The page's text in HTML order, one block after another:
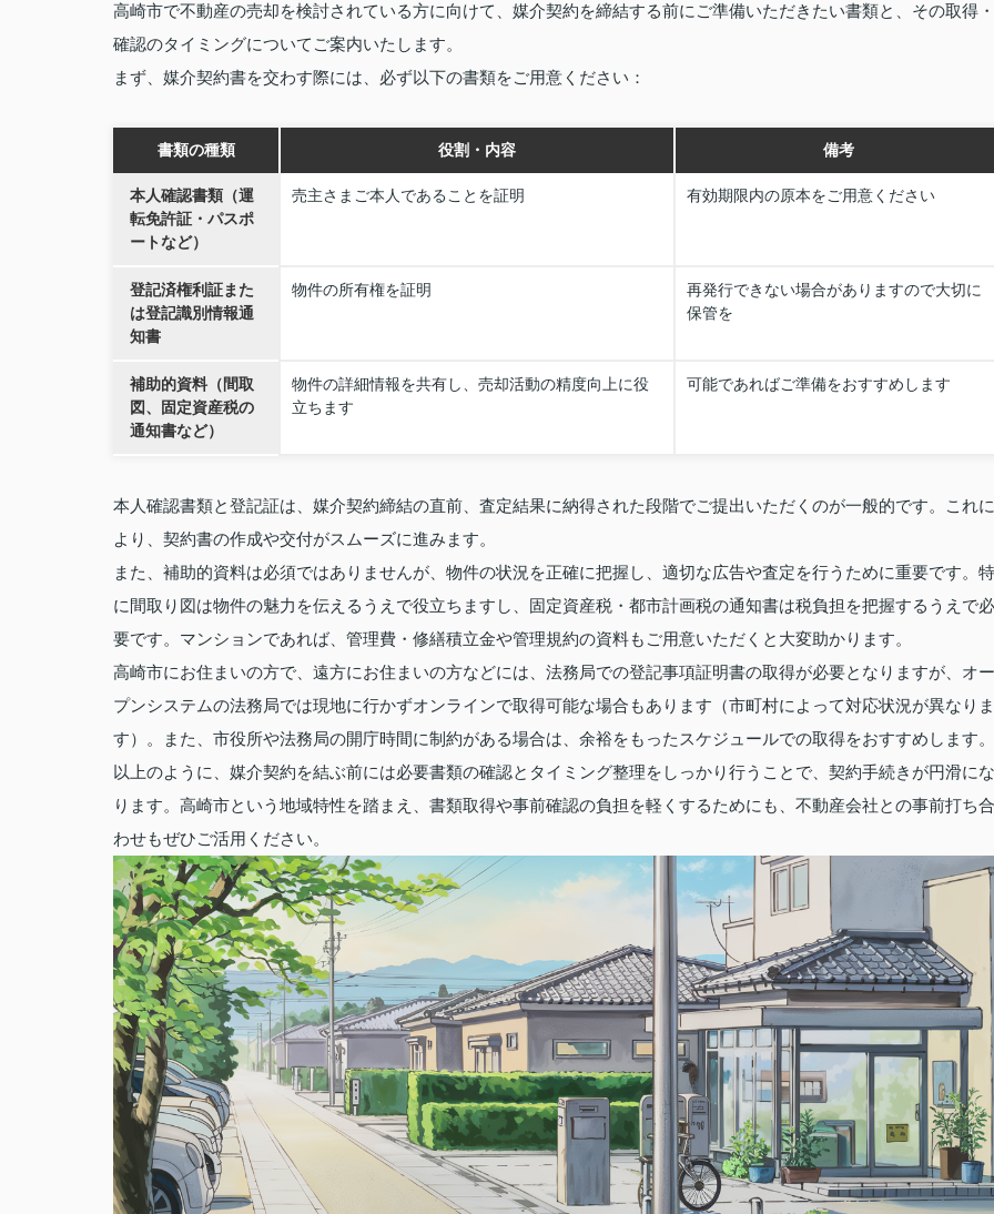
高崎市で不動産の売却を検討されている方に向けて、媒介契約を締結する前にご準備いただきたい書類と、その取得・
確認のタイミングについてご案内いたします。
まず、媒介契約書を交わす際には、必ず以下の書類をご用意ください：
書類の種類 役割・内容 備考
本人確認書類（運
転免許証・パスポ
ートなど）
売主さまご本人であることを証明 有効期限内の原本をご用意ください
登記済権利証また
は登記識別情報通
知書
物件の所有権を証明
再発行できない場合がありますので大切に
保管を
補助的資料（間取
図、固定資産税の
通知書など）
物件の詳細情報を共有し、売却活動の精度向上に役
立ちます
可能であればご準備をおすすめします
本人確認書類と登記証は、媒介契約締結の直前、査定結果に納得された段階でご提出いただくのが一般的です。これに
より、契約書の作成や交付がスムーズに進みます。
また、補助的資料は必須ではありませんが、物件の状況を正確に把握し、適切な広告や査定を行うために重要です。特
に間取り図は物件の魅力を伝えるうえで役立ちますし、固定資産税・都市計画税の通知書は税負担を把握するうえで必
要です。マンションであれば、管理費・修繕積立金や管理規約の資料もご用意いただくと大変助かります。
高崎市にお住まいの方で、遠方にお住まいの方などには、法務局での登記事項証明書の取得が必要となりますが、オー
プンシステムの法務局では現地に行かずオンラインで取得可能な場合もあります（市町村によって対応状況が異なりま
す）。また、市役所や法務局の開庁時間に制約がある場合は、余裕をもったスケジュールでの取得をおすすめします。
以上のように、媒介契約を結ぶ前には必要書類の確認とタイミング整理をしっかり行うことで、契約手続きが円滑にな
ります。高崎市という地域特性を踏まえ、書類取得や事前確認の負担を軽くするためにも、不動産会社との事前打ち合
わせもぜひご活用ください。